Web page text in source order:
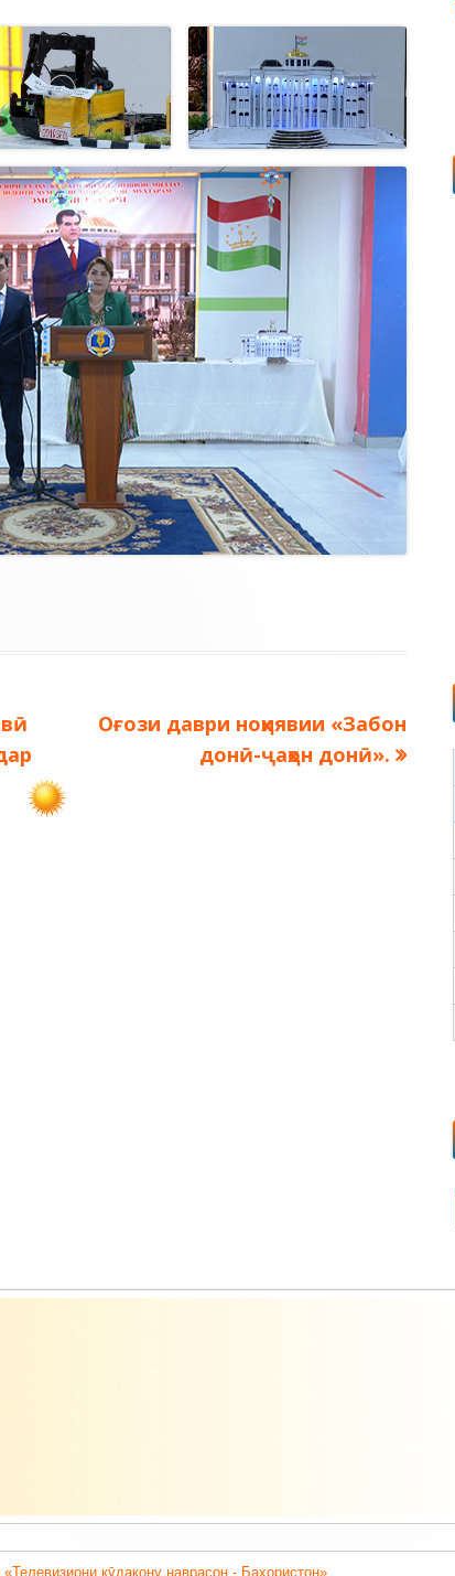
Следующая
Оғози даври ноҳиявии «Забон
донӣ-ҷаҳон донӣ».
кӯдакону наврасон - Баҳористон».